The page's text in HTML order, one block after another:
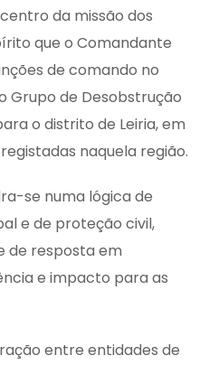
da missão dos
que o Comandante
de comando no
Grupo de Desobstrução
o distrito de Leiria, em
naquela região.
se numa lógica de
e de proteção civil,
de resposta em
e impacto para as
entre entidades de